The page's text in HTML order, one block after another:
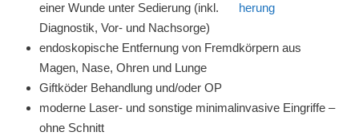
einer Wunde unter Sedierung (inkl.
Diagnostik, Vor- und Nachsorge)
endoskopische Entfernung von Fremdkörpern aus
Magen, Nase, Ohren und Lunge
Giftköder Behandlung und/oder OP
moderne Laser- und sonstige minimalinvasive Eingriffe –
ohne Schnitt